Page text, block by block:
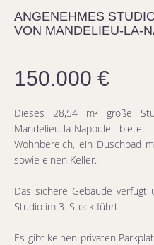
ANGENEHMES
VON MANDELIEU-LA-
150.000 €
Dieses 28,54 m² große
Mandelieu-la-Napoule
Wohnbereich, ein Duschbad
sowie einen Keller.
Das sichere Gebäude verfügt
Studio im 3. Stock führt.
Es gibt keinen privaten